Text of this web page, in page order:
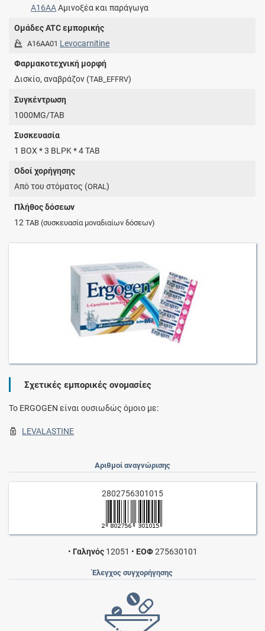
A16AAΑμινοξέα και παράγωγα
Ομάδες ATC εμπορικής
A16AA01 Levocarnitine
Φαρμακοτεχνική μορφή
Δισκίο, αναβράζον (TAB_EFFRV)
Συγκέντρωση
1000MG/TAB
Συσκευασία
1 BOX * 3 BLPK * 4 TAB
Οδοί χορήγησης
Από του στόματος (ORAL)
Πλήθος δόσεων
12TAB (συσκευασία μοναδιαίων δόσεων)
Σχετικές εμπορικές ονομασίες
To ERGOGEN είναι ουσιωδώς όμοιο με:
LEVALASTINE
Αριθμοί αναγνώρισης
2802756301015
• Γαληνός12051 • ΕΟΦ275630101
Έλεγχος συγχορήγησης